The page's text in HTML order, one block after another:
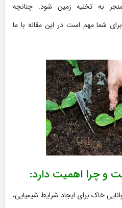
به تخلیه زمین شود. چنانچه
شما مهم است در این مقاله با ما
چرا اهمیت دارد:
خاک برای ایجاد شرایط شیمیایی،